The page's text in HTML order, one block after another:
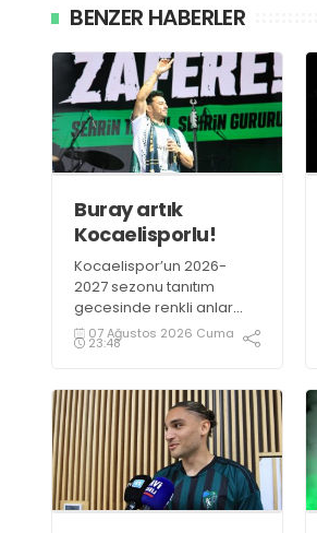
BENZER HABERLER
Buray artık
Kocaelisporlu!
Kocaelispor’un 2026-
2027 sezonu tanıtım
gecesinde renkli anlar
yaşandı. Kocaelispor
Başkanı Recep Durul,
Kocaelispor formasını
giydirdi.
07 Ağustos 2026 Cuma
23:48